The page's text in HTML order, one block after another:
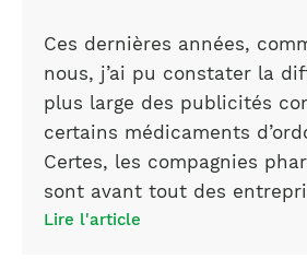
Ces dernières années,
nous, j’ai pu constater la
plus large des publicités
certains médicaments
Certes, les compagnies
sont avant tout des
Lire l'article